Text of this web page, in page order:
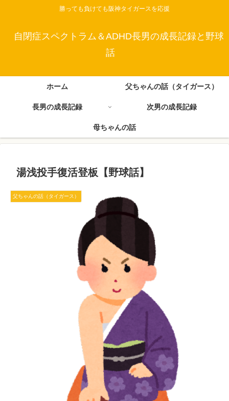
勝っても負けても阪神タイガースを応援
自閉症スペクトラム＆ADHD長男の成長記録と野球
話
ホーム 父ちゃんの話（タイガース）
長男の成長記録 次男の成長記録
母ちゃんの話
湯浅投手復活登板【野球話】
父ちゃんの話（タイガース）